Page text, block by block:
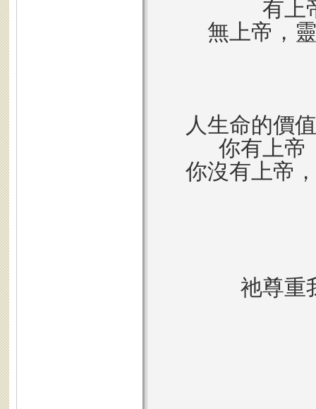
有上
無上帝，
人生命的價
你有上帝
你沒有上帝
祂尊重